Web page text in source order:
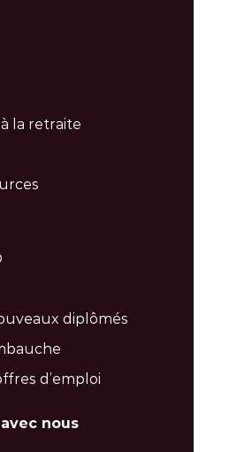
la retraite
diplômés
d’emploi
nous